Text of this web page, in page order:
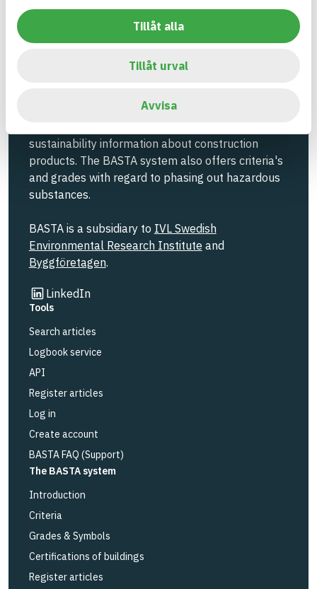
Tillåt alla
Tillåt urval
Avvisa
Build with BASTA - conscious
The BASTA system is alone on the market in
sustainability information about construction
products. The BASTA system also offers criteria's
and grades with regard to phasing out hazardous
substances.
BASTA is a subsidiary to IVL Swedish
Environmental Research Institute and
Byggföretagen.
LinkedIn
Link to other website
Tools
Search articles
Logbook service
API
Register articles
Log in
Create account
BASTA FAQ (Support)
The BASTA system
Introduction
Criteria
Grades & Symbols
Certifications of buildings
Register articles